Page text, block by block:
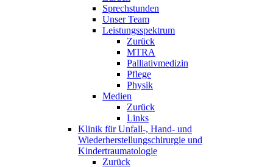
Sprechstunden
Unser Team
Leistungsspektrum
Zurück
MTRA
Palliativmedizin
Pflege
Physik
Medien
Zurück
Links
Klinik für Unfall-, Hand- und
Wiederherstellungschirurgie und
Kindertraumatologie
Zurück